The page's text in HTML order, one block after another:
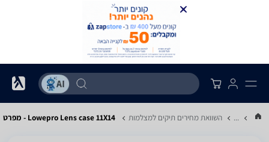
... השוואת מחירים תיקים למצלמות Lowepro Lens case 11X14 - מפרט